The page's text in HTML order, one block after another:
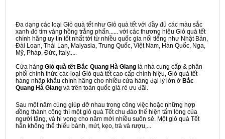
Đa dạng các loại Giỏ quà tết như Giỏ quà tết với đầy đủ các màu sắc
xanh đỏ tím vàng hồng trắng phấn...... với các thương hiệu Giỏ quà tết
chính hãng uy tín tốt nhất tới từ nhiều quốc gia nổi tiếng như Nhật Bản,
Đài Loan, Thái Lan, Malyasia, Trung Quốc, Việt Nam, Hàn Quốc, Nga,
Mỹ, Pháp, Đức, Italy.....
Cửa hàng Giỏ quà tết Bắc Quang Hà Giang là nhà cung cấp & phân
phối chính thức các loại Giỏ quà tết cao cấp chính hiệu, Giỏ quà tết
hàng nhập khẩu chính hãng cho nhiều cửa hàng đại lý lớn ở Bắc
Quang Hà Giang và trên toàn quốc giá rẻ ưu đãi.
Sau một năm cùng giúp đỡ nhau trong công việc hoặc những hợp
đồng thành công thì một giỏ quà Tết chu đáo thể hiện tấm lòng của
người tặng, và hi vọng cho năm mới nhiều suôn sẻ. Một giỏ quà Tết
hẳn không thể thiếu bánh, mứt, kẹo, trà và rượu,...